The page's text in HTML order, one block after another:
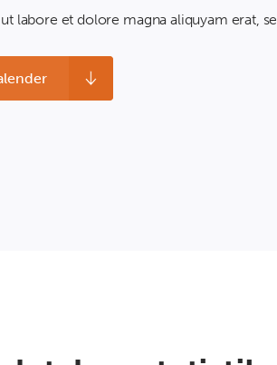
labore et dolore magna aliquyam erat,